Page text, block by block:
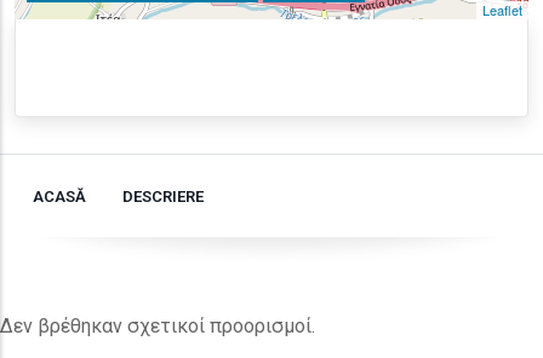
Leaflet
ACASĂ DESCRIERE
Δεν βρέθηκαν σχετικοί προορισμοί.